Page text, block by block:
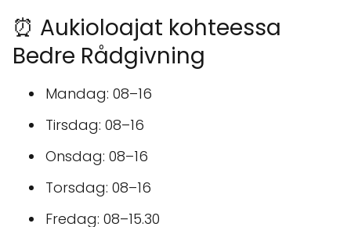
⏰ Aukioloajat kohteessa
Bedre Rådgivning
Mandag: 08–16
Tirsdag: 08–16
Onsdag: 08–16
Torsdag: 08–16
Fredag: 08–15.30